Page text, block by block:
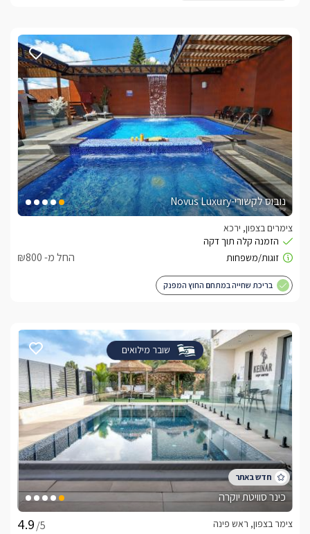
נובוס לקשורי-Novus Luxury
צימרים בצפון, ירכא
החל מ- ₪800
בריכת שחייה במתחם החוץ המפנק
שובר מילואים
כינר סוויטת יוקרה
/5
צימר בצפון, ראש פינה